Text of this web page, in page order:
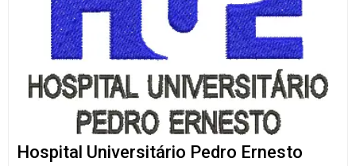
Hospital Universitário Pedro Ernesto